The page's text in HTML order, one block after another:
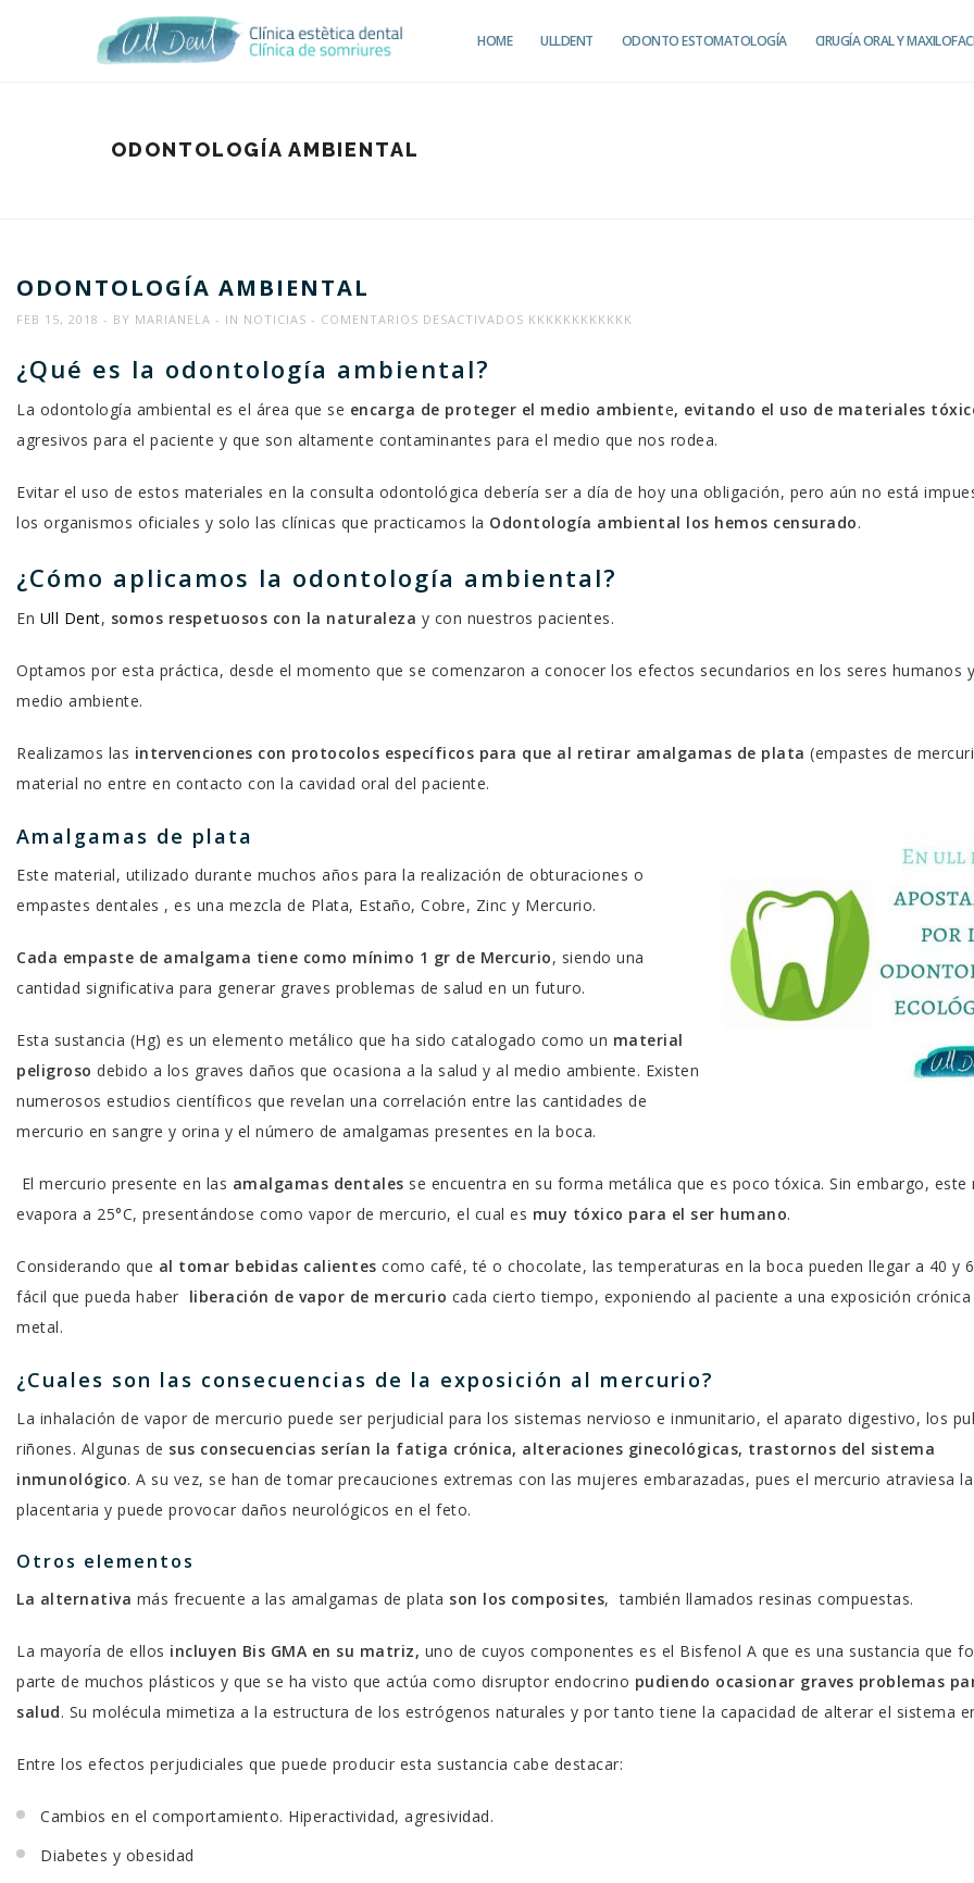
HOME ULLDENT ODONTO ESTOMATOLOGÍA CIRUGÍA ORAL Y
ODONTOLOGÍA AMBIENTAL
ODONTOLOGÍA AMBIENTAL
FEB 15, 2018 BY MARIANELA IN NOTICIAS COMENTARIOS DESACTIVADOS EN
KKKKKKKKKKKK
¿Qué es la odontología ambiental?
La odontología ambiental es el área que se encarga de proteger el medio ambiente, evitando el uso de materiales
agresivos para el paciente y que son altamente contaminantes para el medio que nos rodea.
Evitar el uso de estos materiales en la consulta odontológica debería ser a día de hoy una obligación, pero aún no está
los organismos oficiales y solo las clínicas que practicamos la Odontología ambiental los hemos censurado.
¿Cómo aplicamos la odontología ambiental?
En Ull Dent, somos respetuosos con la naturaleza y con nuestros pacientes.
Optamos por esta práctica, desde el momento que se comenzaron a conocer los efectos secundarios en los seres humanos
medio ambiente.
Realizamos las intervenciones con protocolos específicos para que al retirar amalgamas de plata (empastes de
material no entre en contacto con la cavidad oral del paciente.
Amalgamas de plata
Este material, utilizado durante muchos años para la realización de obturaciones o
empastes dentales , es una mezcla de Plata, Estaño, Cobre, Zinc y Mercurio.
Cada empaste de amalgama tiene como mínimo 1 gr de Mercurio, siendo una
cantidad significativa para generar graves problemas de salud en un futuro.
Esta sustancia (Hg) es un elemento metálico que ha sido catalogado como un material
peligroso debido a los graves daños que ocasiona a la salud y al medio ambiente. Existen
numerosos estudios científicos que revelan una correlación entre las cantidades de
mercurio en sangre y orina y el número de amalgamas presentes en la boca.
El mercurio presente en las amalgamas dentales se encuentra en su forma metálica que es poco tóxica. Sin embargo, este
evapora a 25°C, presentándose como vapor de mercurio, el cual es muy tóxico para el ser humano.
Considerando que al tomar bebidas calientes como café, té o chocolate, las temperaturas en la boca pueden llegar a 40 y
fácil que pueda haber liberación de vapor de mercurio cada cierto tiempo, exponiendo al paciente a una exposición crónica
metal.
¿Cuales son las consecuencias de la exposición al mercurio?
La inhalación de vapor de mercurio puede ser perjudicial para los sistemas nervioso e inmunitario, el aparato digestivo, los
riñones. Algunas de sus consecuencias serían la fatiga crónica, alteraciones ginecológicas, trastornos del sistema
inmunológico. A su vez, se han de tomar precauciones extremas con las mujeres embarazadas, pues el mercurio atraviesa
placentaria y puede provocar daños neurológicos en el feto.
Otros elementos
La alternativa más frecuente a las amalgamas de plata son los composites, también llamados resinas compuestas.
La mayoría de ellos incluyen Bis GMA en su matriz, uno de cuyos componentes es el Bisfenol A que es una sustancia que
parte de muchos plásticos y que se ha visto que actúa como disruptor endocrino pudiendo ocasionar graves problemas
salud. Su molécula mimetiza a la estructura de los estrógenos naturales y por tanto tiene la capacidad de alterar el sistema
Entre los efectos perjudiciales que puede producir esta sustancia cabe destacar:
Cambios en el comportamiento. Hiperactividad, agresividad.
Diabetes y obesidad